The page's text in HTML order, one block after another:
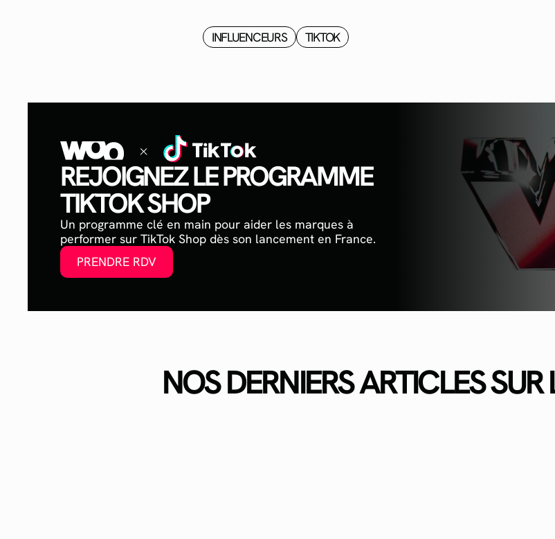
INFLUENCEURS TIKTOK
REJOIGNEZ LE PROGRAMME
TIKTOK SHOP
Un programme clé en main pour aider les marques à
performer sur TikTok Shop dès son lancement en France.
PRENDRE RDV
NOS DERNIERS ARTICLES